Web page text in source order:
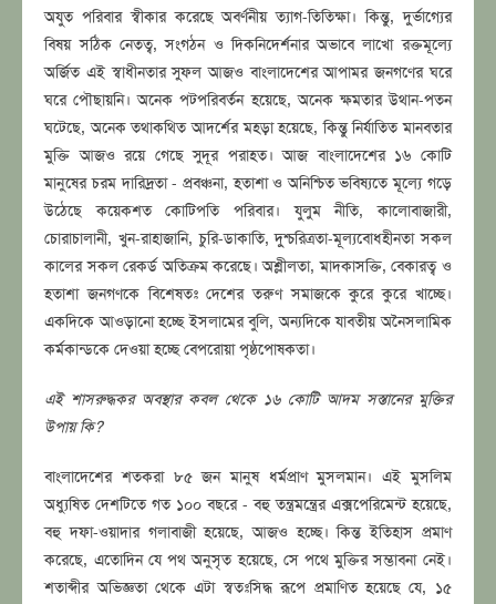
অযুত পরিবার স্বীকার করেছে অবর্ণনীয় ত্যাগ-তিতিক্ষা। কিন্তু, দুর্ভাগ্যের
বিষয় সঠিক নেতত্ব, সংগঠন ও দিকনিদের্শনার অভাবে লাখো রক্তমূল্যে
অর্জিত এই স্বাধীনতার সুফল আজও বাংলাদেশের আপামর জনগণের ঘরে
ঘরে পৌছায়নি। অনেক পটপরিবর্তন হয়েছে, অনেক ক্ষমতার উথান-পতন
ঘটেছে, অনেক তথাকথিত আদর্শের মহড়া হয়েছে, কিন্তু নির্যাতিত মানবতার
মুক্তি আজও রয়ে গেছে সুদূর পরাহত। আজ বাংলাদেশের ১৬ কোটি
মানুষের চরম দারিদ্রতা - প্রবঞ্চনা, হতাশা ও অনিশ্চিত ভবিষ্যতে মূল্যে গড়ে
উঠেছে কয়েকশত কোটিপতি পরিবার। যুলুম নীতি, কালোবাজারী,
চোরাচালানী, খুন-রাহাজানি, চুরি-ডাকাতি, দুশ্চরিত্রতা-মূল্যবোধহীনতা সকল
কালের সকল রেকর্ড অতিক্রম করেছে। অশ্লীলতা, মাদকাসক্তি, বেকারত্ব ও
হতাশা জনগণকে বিশেষতঃ দেশের তরুণ সমাজকে কুরে কুরে খাচ্ছে।
একদিকে আওড়ানো হচ্ছে ইসলামের বুলি, অন্যদিকে যাবতীয় অনৈসলামিক
কর্মকান্ডকে দেওয়া হচ্ছে বেপরোয়া পৃষ্ঠপোষকতা।
এই শাসরুদ্ধকর অবস্থার কবল থেকে ১৬ কোটি আদম সস্তানের মুক্তির
উপায় কি?
বাংলাদেশের শতকরা ৮৫ জন মানুষ ধর্মপ্রাণ মুসলমান। এই মুসলিম
অধ্যুষিত দেশটিতে গত ১০০ বছরে - বহু তন্ত্ৰমন্ত্রের এক্সপেরিমেন্ট হয়েছে,
বহু দফা-ওয়াদার গলাবাজী হয়েছে, আজও হচ্ছে। কিন্ত ইতিহাস প্রমাণ
করেছে, এতোদিন যে পথ অনুসৃত হয়েছে, সে পথে মুক্তির সম্ভাবনা নেই।
শতাব্দীর অভিজ্ঞতা থেকে এটা স্বতঃসিদ্ধ রূপে প্রমাণিত হয়েছে যে, ১৫